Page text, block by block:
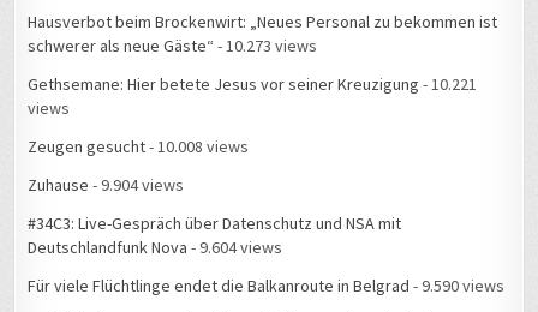
Hausverbot beim Brockenwirt: „Neues Personal zu bekommen ist
schwerer als neue Gäste“ - 10.273 views
Gethsemane: Hier betete Jesus vor seiner Kreuzigung - 10.221
views
Zeugen gesucht- 10.008 views
Zuhause - 9.904 views
#34C3: Live-Gespräch über Datenschutz und NSA mit
Deutschlandfunk Nova - 9.604 views
Für viele Flüchtlinge endet die Balkanroute in Belgrad - 9.590 views